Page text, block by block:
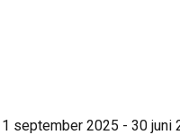
september 2025 - 30 juni